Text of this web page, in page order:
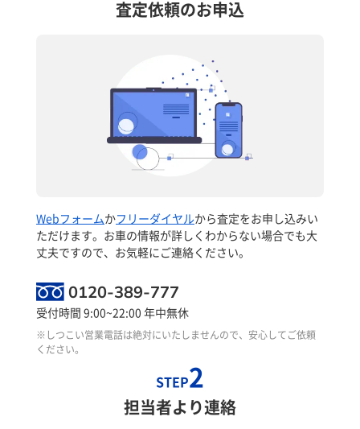
査定依頼のお申込
Webフォームかフリーダイヤルから査定をお申し込みい
ただけます。お車の情報が詳しくわからない場合でも大
丈夫ですので、お気軽にご連絡ください。
0120-389-777
受付時間 9:00~22:00 年中無休
※しつこい営業電話は絶対にいたしませんので、安心してご依頼
ください。
STEP2
担当者より連絡